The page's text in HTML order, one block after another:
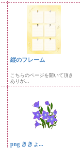
縦のフレーム
こちらのページを開いて頂き
ありが...
png ききょ...